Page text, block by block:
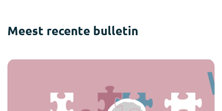
Meest recente bulletin